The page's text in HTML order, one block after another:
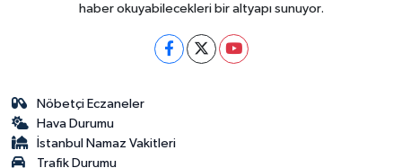
haber okuyabilecekleri bir altyapı sunuyor.
Nöbetçi Eczaneler
Hava Durumu
İstanbul Namaz Vakitleri
Trafik Durumu